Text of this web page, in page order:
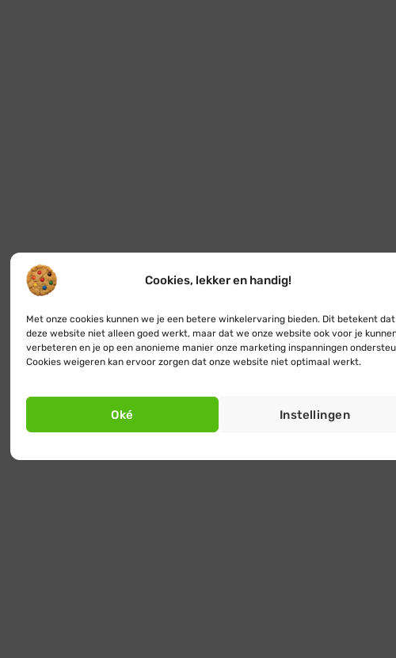
Cookies, lekker en handig!
Met onze cookies kunnen we je een betere winkelervaring bieden. Dit betekent dat
deze website niet alleen goed werkt, maar dat we onze website ook voor je
verbeteren en je op een anonieme manier onze marketing inspanningen
Cookies weigeren kan ervoor zorgen dat onze website niet optimaal werkt.
Oké Instellingen